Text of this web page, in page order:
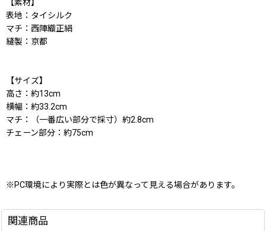
【素材】
表地：タイシルク
マチ：西陣織正絹
縫製：京都
【サイズ】
高さ：約13cm
横幅：約33.2cm
マチ：（一番広い部分で採寸）約2.8cm
チェーン部分：約75cm
※PC環境により実際とは色が異なって見える場合があります。
関連商品